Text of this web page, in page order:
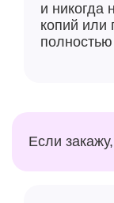
Дисплей
миллиарда
и фильмы
четкими
и никогда
копий или
Если